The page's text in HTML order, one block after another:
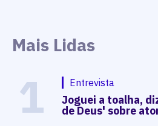
Mais Lidas
1 Entrevista
Joguei a toalha,
de Deus' sobre